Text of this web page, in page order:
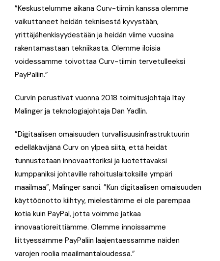
”Keskustelumme aikana Curv-tiimin kanssa olemme
vaikuttaneet heidän teknisestä kyvystään,
yrittäjähenkisyydestään ja heidän viime vuosina
rakentamastaan ​​tekniikasta. Olemme iloisia
voidessamme toivottaa Curv-tiimin tervetulleeksi
PayPaliin.”
Curvin perustivat vuonna 2018 toimitusjohtaja Itay
Malinger ja teknologiajohtaja Dan Yadlin.
”Digitaalisen omaisuuden turvallisuusinfrastruktuurin
edelläkävijänä Curv on ylpeä siitä, että heidät
tunnustetaan innovaattoriksi ja luotettavaksi
kumppaniksi johtaville rahoituslaitoksille ympäri
maailmaa”, Malinger sanoi. ”Kun digitaalisen omaisuuden
käyttöönotto kiihtyy, mielestämme ei ole parempaa
kotia kuin PayPal, jotta voimme jatkaa
innovaatioreittiämme. Olemme innoissamme
liittyessämme PayPaliin laajentaessamme näiden
varojen roolia maailmantaloudessa.”